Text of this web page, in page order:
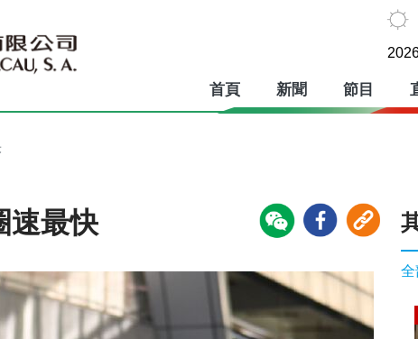
首頁 新聞 節目
速最快
全